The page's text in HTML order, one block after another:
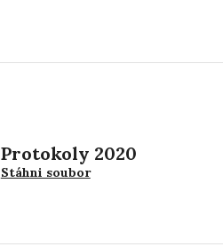
Protokoly 2020
Stáhni soubor